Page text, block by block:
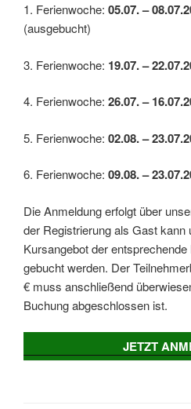
1. Ferienwoche: 05.07. –
(ausgebucht)
3. Ferienwoche: 19.07. –
4. Ferienwoche: 26.07. –
5. Ferienwoche: 02.08. –
6. Ferienwoche: 09.08. –
Die Anmeldung erfolgt über
der Registrierung als Gast kann
Kursangebot der
gebucht werden. Der
€ muss anschließend
Buchung abgeschlossen ist.
JETZT